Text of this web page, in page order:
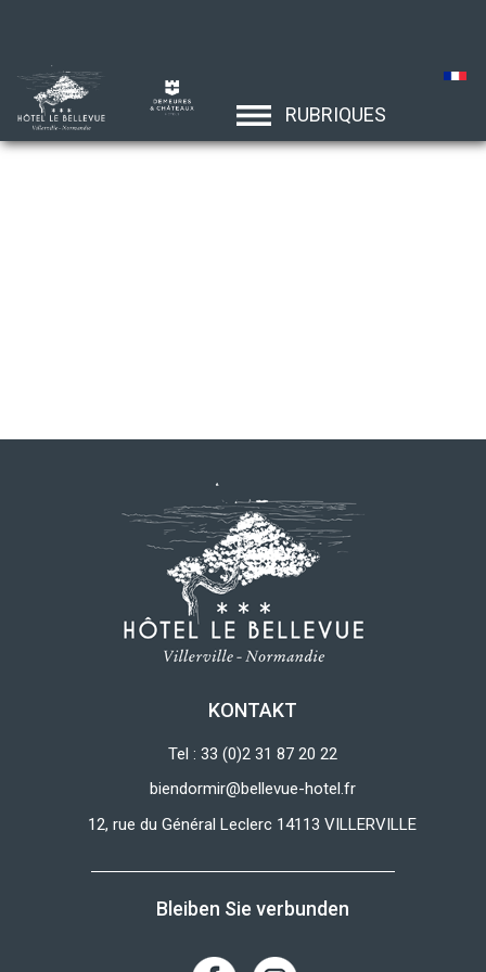
RUBRIQUES
KONTAKT
Tel : 33 (0)2 31 87 20 22
biendormir@bellevue-hotel.fr
12, rue du Général Leclerc 14113 VILLERVILLE
Bleiben Sie verbunden